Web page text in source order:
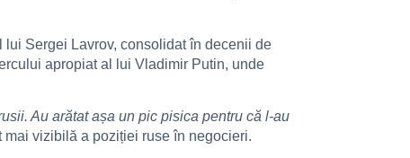
lui Sergei Lavrov, consolidat în decenii de
apropiat al lui Vladimir Putin, unde
Au arătat așa un pic pisica pentru că l-au
vizibilă a poziției ruse în negocieri.